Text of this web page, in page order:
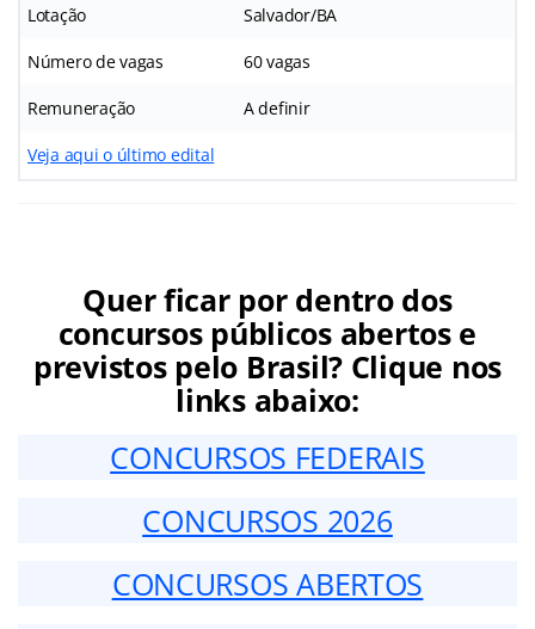
Lotação Salvador/BA
Número de vagas 60 vagas
Remuneração A definir
Veja aqui o último edital
Quer ficar por dentro dos
concursos públicos abertos e
previstos pelo Brasil? Clique nos
links abaixo:
CONCURSOS FEDERAIS
CONCURSOS 2026
CONCURSOS ABERTOS